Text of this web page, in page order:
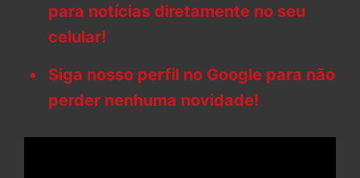
para notícias diretamente no seu
celular!
Siga nosso perfil no Google para não
perder nenhuma novidade!